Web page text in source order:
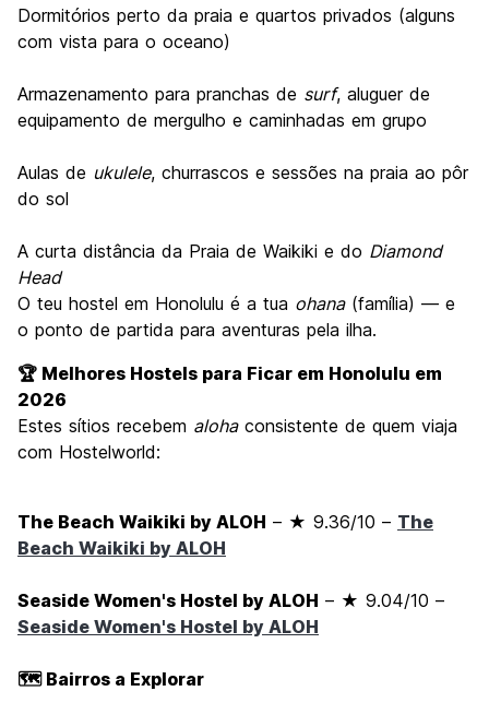
Dormitórios perto da praia e quartos privados (alguns
com vista para o oceano)
Armazenamento para pranchas de surf, aluguer de
equipamento de mergulho e caminhadas em grupo
Aulas de ukulele, churrascos e sessões na praia ao pôr
do sol
A curta distância da Praia de Waikiki e do Diamond
Head
O teu hostel em Honolulu é a tua ohana(família) — e
o ponto de partida para aventuras pela ilha.
🏆 Melhores Hostels para Ficar em Honolulu em
2026
Estes sítios recebem alohaconsistente de quem viaja
com Hostelworld:
The Beach Waikiki by ALOH – ★ 9.36/10 – The
Beach Waikiki by ALOH
Seaside Women's Hostel by ALOH – ★ 9.04/10 –
Seaside Women's Hostel by ALOH
🗺️ Bairros a Explorar